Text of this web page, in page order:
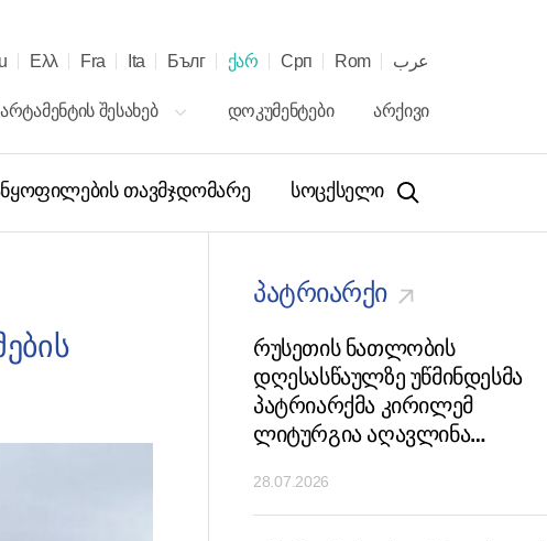
Ελλ Fra Ita Бълг ქარ Срп Rom عرب
შესახებ დოკუმენტები არქივი
თავმჯდომარე სოცქსელი
პატრიარქი
პატრიარქმა
რუსეთის ნათლობის
დღესასწაულზე უწმინდესმა
პატრიარქმა კირილემ
ლიტურგია აღავლინა
საკათედრო ტაძარში
28.07.2026